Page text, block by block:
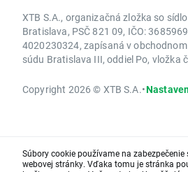
XTB S.A., organizačná zložka so
Bratislava, PSČ 821 09, IČO:
4020230324, zapísaná v
súdu Bratislava III, oddiel Po, vložka
Copyright 2026 © XTB S.A.•
Súbory cookie používame na
webovej stránky. Vďaka tomu je stránka